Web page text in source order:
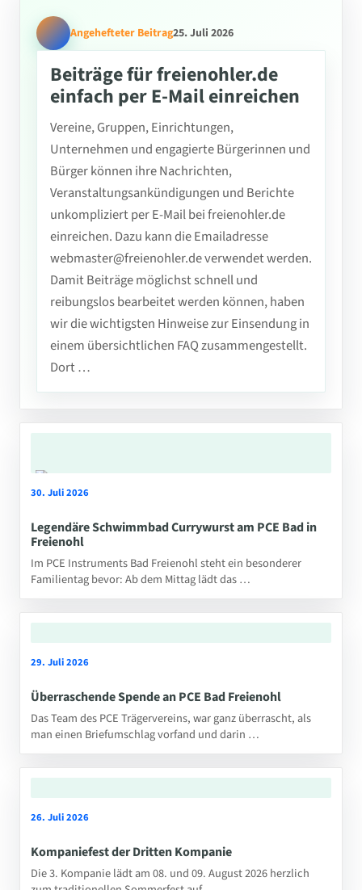
Angehefteter Beitrag25. Juli 2026
Beiträge für freienohler.de
einfach per E-Mail einreichen
Vereine, Gruppen, Einrichtungen,
Unternehmen und engagierte Bürgerinnen und
Bürger können ihre Nachrichten,
Veranstaltungsankündigungen und Berichte
unkompliziert per E-Mail bei freienohler.de
einreichen. Dazu kann die Emailadresse
webmaster@freienohler.de verwendet werden.
Damit Beiträge möglichst schnell und
reibungslos bearbeitet werden können, haben
wir die wichtigsten Hinweise zur Einsendung in
einem übersichtlichen FAQ zusammengestellt.
Dort …
30. Juli 2026
Legendäre Schwimmbad Currywurst am PCE Bad in
Freienohl
Im PCE Instruments Bad Freienohl steht ein besonderer
Familientag bevor: Ab dem Mittag lädt das …
29. Juli 2026
Überraschende Spende an PCE Bad Freienohl
Das Team des PCE Trägervereins, war ganz überrascht, als
man einen Briefumschlag vorfand und darin …
26. Juli 2026
Kompaniefest der Dritten Kompanie
Die 3. Kompanie lädt am 08. und 09. August 2026 herzlich